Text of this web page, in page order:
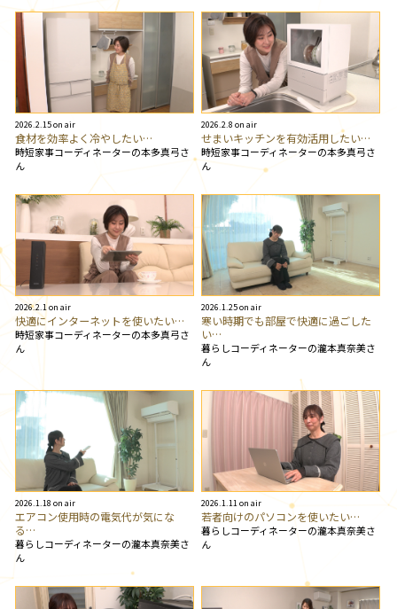
2026.2.15 on air
食材を効率よく冷やしたい…
時短家事コーディネーターの本多真弓さ
ん
2026.2.8 on air
せまいキッチンを有効活用したい…
時短家事コーディネーターの本多真弓さ
ん
2026.2.1 on air
快適にインターネットを使いたい…
時短家事コーディネーターの本多真弓さ
ん
2026.1.25 on air
寒い時期でも部屋で快適に過ごした
い…
暮らしコーディネーターの瀧本真奈美さ
ん
2026.1.18 on air
エアコン使用時の電気代が気にな
る…
暮らしコーディネーターの瀧本真奈美さ
ん
2026.1.11 on air
若者向けのパソコンを使いたい…
暮らしコーディネーターの瀧本真奈美さ
ん